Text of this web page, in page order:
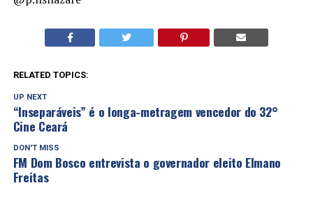
RELATED TOPICS:
UP NEXT
“Inseparáveis” é o longa-metragem vencedor do 32°
Cine Ceará
DON'T MISS
FM Dom Bosco entrevista o governador eleito Elmano
Freitas